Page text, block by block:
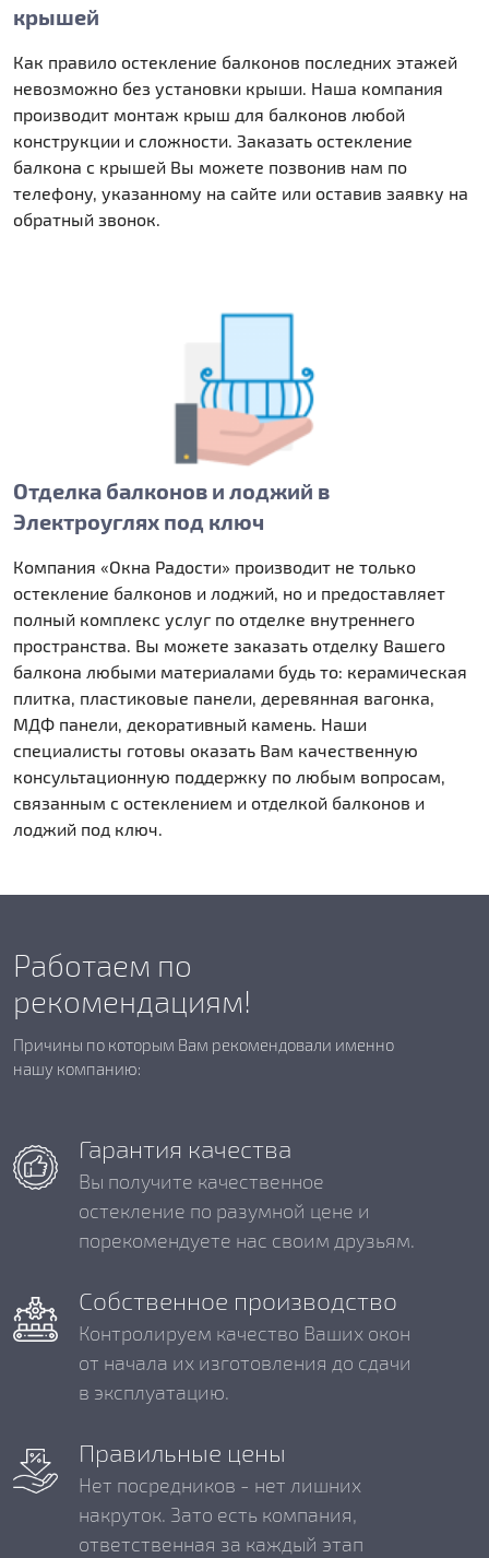
крышей
Как правило остекление балконов последних этажей
невозможно без установки крыши. Наша компания
производит монтаж крыш для балконов любой
конструкции и сложности. Заказать остекление
балкона с крышей Вы можете позвонив нам по
телефону, указанному на сайте или оставив заявку на
обратный звонок.
Отделка балконов и лоджий в
Электроуглях под ключ
Компания «Окна Радости» производит не только
остекление балконов и лоджий, но и предоставляет
полный комплекс услуг по отделке внутреннего
пространства. Вы можете заказать отделку Вашего
балкона любыми материалами будь то: керамическая
плитка, пластиковые панели, деревянная вагонка,
МДФ панели, декоративный камень. Наши
специалисты готовы оказать Вам качественную
консультационную поддержку по любым вопросам,
связанным с остеклением и отделкой балконов и
лоджий под ключ.
Работаем по
рекомендациям!
Причины по которым Вам рекомендовали именно
нашу компанию:
Гарантия качества
Вы получите качественное
остекление по разумной цене и
порекомендуете нас своим друзьям.
Собственное производство
Контролируем качество Ваших окон
от начала их изготовления до сдачи
в эксплуатацию.
Правильные цены
Нет посредников - нет лишних
накруток. Зато есть компания,
ответственная за каждый этап